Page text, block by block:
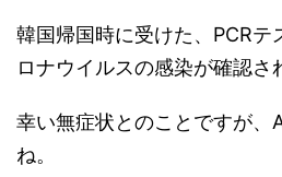
韓国帰国時に受けた、PCRテ
ロナウイルスの感染が確認さ
幸い無症状とのことですが、
ね。